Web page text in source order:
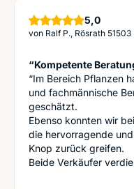
5,0Sterne
von Ralf P., Rösrath 51503
“Kompetente
“Im Bereich Pflanzen
und fachmännische
geschätzt.
Ebenso konnten wir
die hervorragende
Knop zurück greifen.
Beide Verkäufer